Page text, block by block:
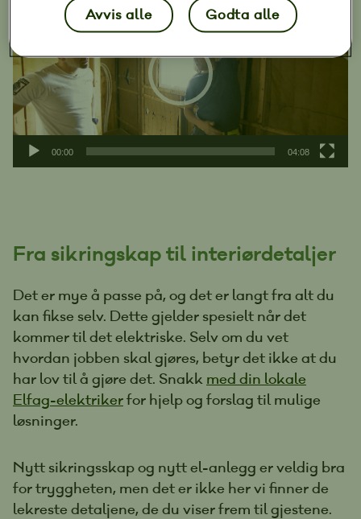
00:00 04:08
Fra sikringskap til interiørdetaljer
Det er mye å passe på, og det er langt fra alt du
kan fikse selv. Dette gjelder spesielt når det
kommer til det elektriske. Selv om du vet
hvordan jobben skal gjøres, betyr det ikke at du
har lov til å gjøre det. Snakk med din lokale
Elfag-elektrikerfor hjelp og forslag til mulige
løsninger.
Nytt sikringsskap og nytt el-anlegg er veldig bra
for tryggheten, men det er ikke her vi finner de
lekreste detaljene, de du viser frem til gjestene.
Avvis alle Godta alle